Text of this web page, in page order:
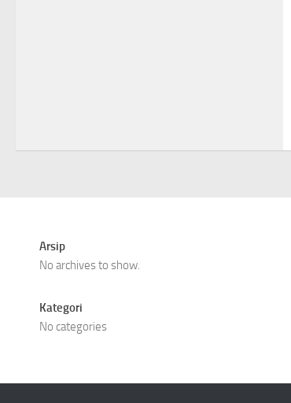
Arsip
No archives to show.
Kategori
No categories